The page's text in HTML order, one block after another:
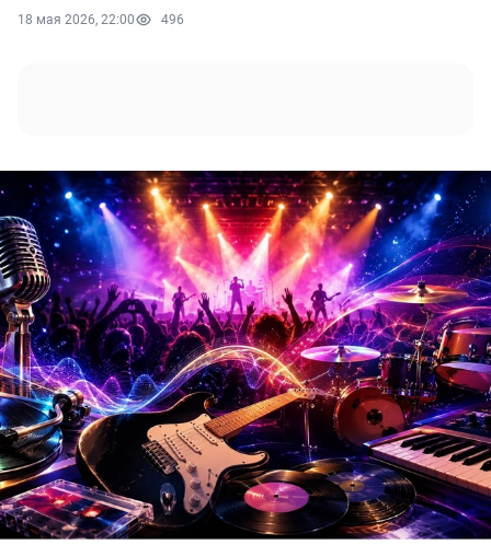
18 мая 2026, 22:00 496